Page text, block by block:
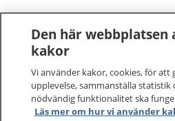
1177–tryggt om din
På 1177.se får du råd om
sjukdomar och vilka
Den här webbplatsen
kakor
Vi använder kakor, cookies, för att
upplevelse, sammanställa statistik
nödvändig funktionalitet ska
Läs mer om hur vi använder